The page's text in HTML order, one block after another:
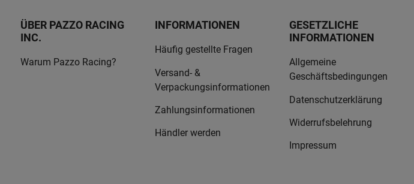
ÜBER PAZZO RACING
INC.
Warum Pazzo Racing?
INFORMATIONEN
Häufig gestellte Fragen
Versand- &
Verpackungsinformationen
Zahlungsinformationen
Händler werden
GESETZLICHE
INFORMATIONEN
Allgemeine
Geschäftsbedingungen
Datenschutzerklärung
Widerrufsbelehrung
Impressum